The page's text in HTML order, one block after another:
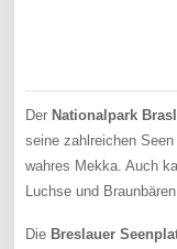
Der Nationalpark
seine zahlreichen
wahres Mekka. Auch
Luchse und
Die Breslauer